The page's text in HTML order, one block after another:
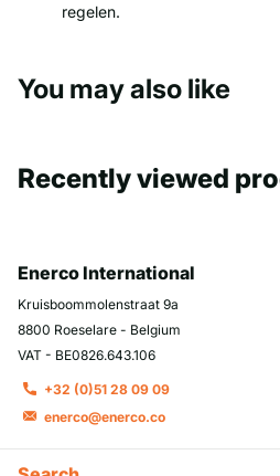
regelen.
You may also like
Recently viewed
Enerco International
Kruisboommolenstraat 9a
8800 Roeselare - Belgium
VAT - BE0826.643.106
+32 (0)51 28 09 09
enerco@enerco.co